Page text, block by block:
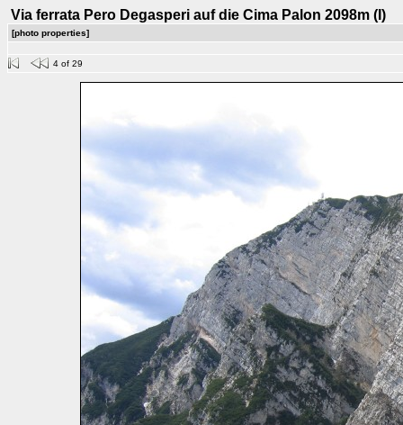
Via ferrata Pero Degasperi auf die Cima Palon 2098m (I)
[photo properties]
4 of 29